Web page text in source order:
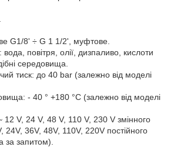
G1/8' ÷ G 1 1/2', муфтове.
повітря, олії, дизпаливо, кислоти
середовища.
тиск: до 40 bar (залежно від моделі
- 40 ° +180 °C (залежно від моделі
V, 24 V, 48 V, 110 V, 230 V змінного
36V, 48V, 110V, 220V постійного
за запитом).